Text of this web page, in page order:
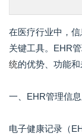
在医疗行业中，
关键工具。EHR
统的优势、功能
一、EHR管理信
电子健康记录（